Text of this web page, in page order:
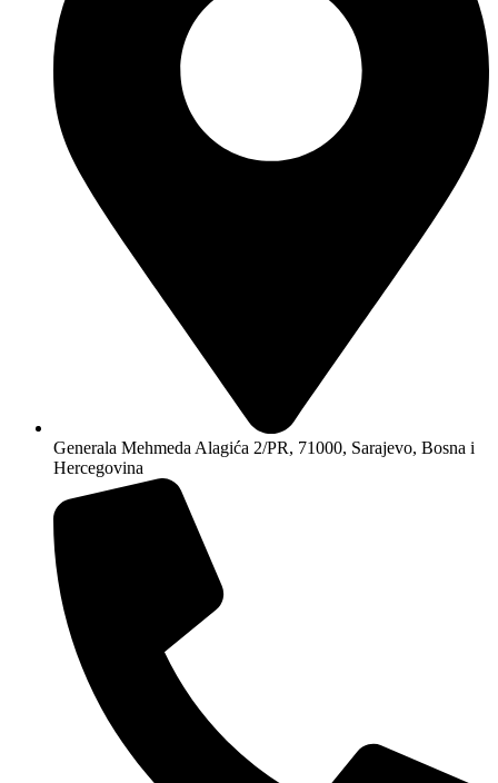
Generala Mehmeda Alagića 2/PR, 71000, Sarajevo, Bosna i
Hercegovina